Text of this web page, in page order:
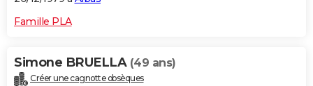
Famille PLA
Simone BRUELLA (49 ans)
Créer une cagnotte obsèques